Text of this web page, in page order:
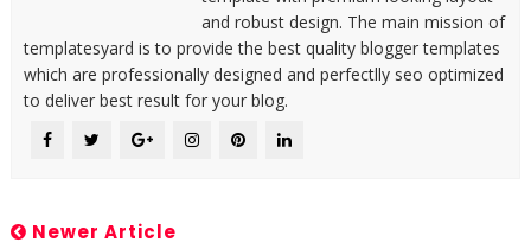
and robust design. The main mission of
templatesyard is to provide the best quality blogger templates
which are professionally designed and perfectlly seo optimized
to deliver best result for your blog.
Newer Article